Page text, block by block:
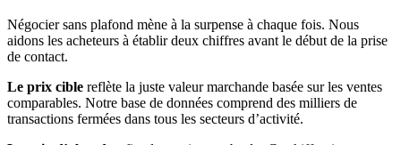
Négocier sans plafond mène à la surpense à chaque fois. Nous
aidons les acheteurs à établir deux chiffres avant le début de la prise
de contact.
Le prix cible reflète la juste valeur marchande basée sur les ventes
comparables. Notre base de données comprend des milliers de
transactions fermées dans tous les secteurs d’activité.